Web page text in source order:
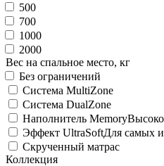
500
700
1000
2000
Вес на спальное место, кг
Без ограничений
Система MultiZone
Система DualZone
Наполнитель Memory
Эффект UltraSoftДля самых
Скрученный матрас
Коллекция